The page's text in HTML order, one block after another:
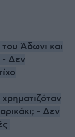
Άδωνι και
- Δεν
- Δεν